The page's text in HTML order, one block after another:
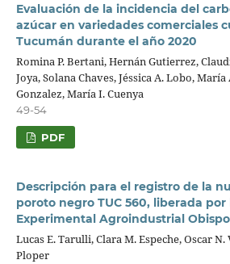
Evaluación de la incidencia del
azúcar en variedades comerciales
Tucumán durante el año 2020
Romina P. Bertani, Hernán Gutierrez,
Joya, Solana Chaves, Jéssica A. Lobo,
Gonzalez, María I. Cuenya
49-54
PDF
Descripción para el registro de la
poroto negro TUC 560, liberada por
Experimental Agroindustrial
Lucas E. Tarulli, Clara M. Espeche, Oscar
Ploper